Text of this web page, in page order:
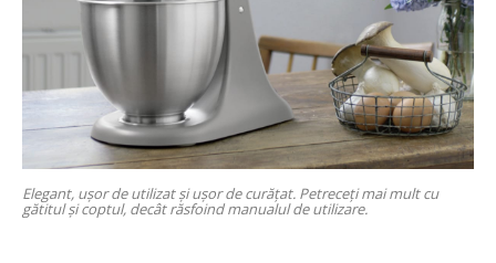
Elegant, ușor de utilizat și ușor de curățat. Petreceți mai mult cu
gătitul și coptul, decât răsfoind manualul de utilizare.